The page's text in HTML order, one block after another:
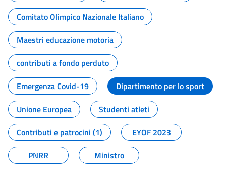
Comitato Olimpico Nazionale Italiano
Maestri educazione motoria
contributi a fondo perduto
Emergenza Covid-19
Dipartimento per lo sport
Unione Europea
Studenti atleti
Contributi e patrocini (1)
EYOF 2023
PNRR
Ministro